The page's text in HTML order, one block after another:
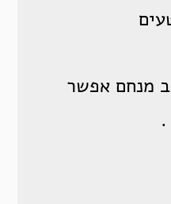
מנחם אפשר
.